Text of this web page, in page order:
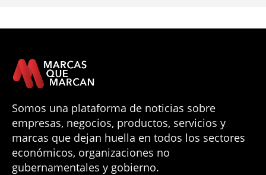
Somos una plataforma de noticias sobre
empresas, negocios, productos, servicios y
marcas que dejan huella en todos los sectores
económicos, organizaciones no
gubernamentales y gobierno.